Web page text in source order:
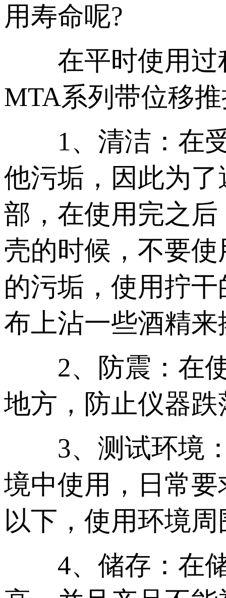
用寿命呢?
在平时使用过
MTA系列带位移
1、清洁：在受
他污垢，因此为
部，在使用完之
壳的时候，不要
的污垢，使用拧
布上沾一些酒精来
2、防震：在使
地方，防止仪器
3、测试环境：
境中使用，日常
以下，使用环境
4、储存：在储